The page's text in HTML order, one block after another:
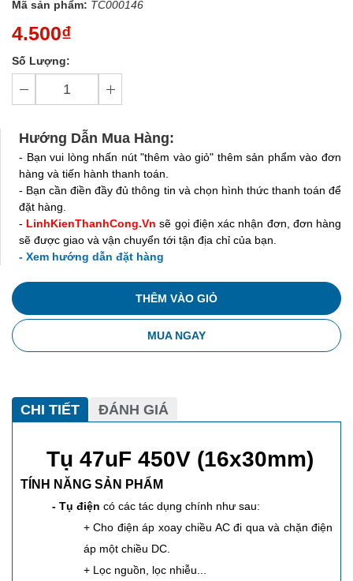
Mã sản phẩm: TC000146
4.500₫
Số Lượng:
Hướng Dẫn Mua Hàng:
- Bạn vui lòng nhấn nút "thêm vào giỏ" thêm sản phẩm vào đơn
hàng và tiến hành thanh toán.
- Bạn cần điền đầy đủ thông tin và chọn hình thức thanh toán để
đặt hàng.
- LinhKienThanhCong.Vn sẽ gọi điện xác nhận đơn, đơn hàng
sẽ được giao và vận chuyển tới tận địa chỉ của bạn.
- Xem hướng dẫn đặt hàng
THÊM VÀO GIỎ
MUA NGAY
CHI TIẾT ĐÁNH GIÁ
Tụ 47uF 450V (16x30mm)
TÍNH NĂNG SẢN PHẨM
- Tụ điện có các tác dụng chính như sau:
+ Cho điện áp xoay chiều AC đi qua và chặn điện
áp một chiều DC.
+ Lọc nguồn, lọc nhiễu...